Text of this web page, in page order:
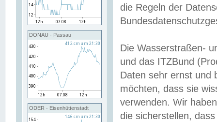
DONAU - Passau
ODER - Eisenhüttenstadt
die Regeln der
Die Wasserstraßen-
und das ITZBund
Daten sehr ernst und
möchten, dass sie
verwenden. Wir
die sicherstellen,